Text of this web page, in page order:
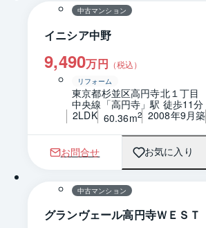
中古マンション
イニシア中野
9,490万円 （税込）
リフォーム
東京都杉並区高円寺北１丁目
中央線「高円寺」駅 徒歩11分
2LDK 60.36m2 2008年9月築
お問合せ お気に入り
1 / 0
中古マンション
グランヴェール高円寺ＷＥＳＴ